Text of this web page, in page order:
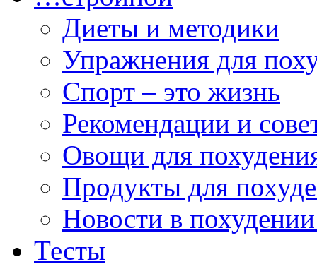
Диеты и методики
Упражнения для
Спорт – это жизнь
Рекомендации и
Овощи для
Продукты для
Новости в
Тесты